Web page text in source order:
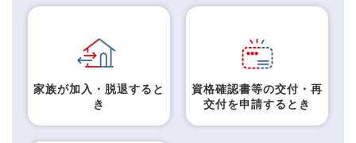
家族が加入・脱退すると
き
資格確認書等の交付・再
交付を申請するとき